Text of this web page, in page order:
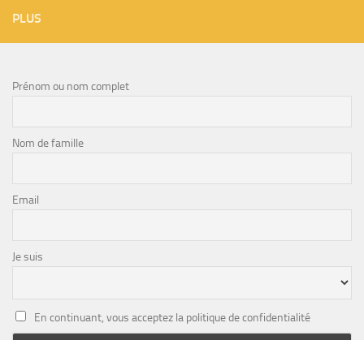
PLUS
Prénom ou nom complet
Nom de famille
Email
Je suis
En continuant, vous acceptez la politique de confidentialité